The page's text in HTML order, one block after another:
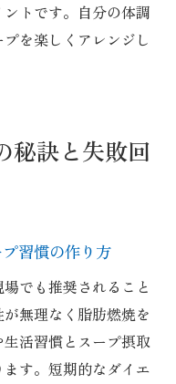
トです。自分の体調
を楽しくアレンジし
秘訣と失敗回
習慣の作り方
でも推奨されること
無理なく脂肪燃焼を
活習慣とスープ摂取
す。短期的なダイエ